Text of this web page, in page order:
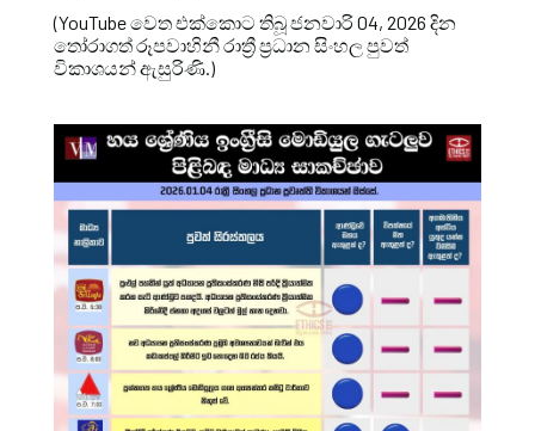
(YouTube වෙත එක්කොට තිබූ ජනවාරි 04, 2026 දින
තෝරාගත් රූපවාහිනී රාත්‍රී ප්‍රධාන සිංහල පුවත්
විකාශයන් ඇසුරිණි.)